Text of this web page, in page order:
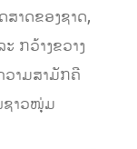
າດຂອງຊາດ,
ກວ້າງຂວາງ
າມສາມັກຄີ
ຊາວໜຸ່ມ